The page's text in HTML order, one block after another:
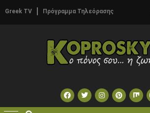
Greek TV Πρόγραμμα Τηλεόρασης